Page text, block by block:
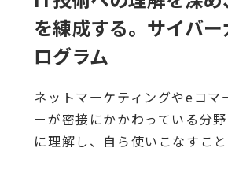
を練成する。サイバ
ログラム
ネットマーケティングやeコ
ーが密接にかかわっている分
に理解し、自ら使いこなすこと